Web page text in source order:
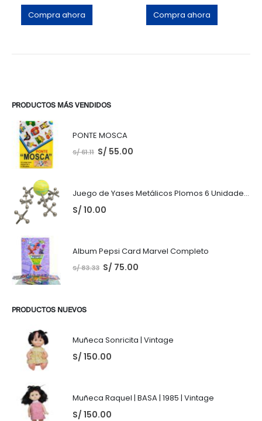
Compra ahora Compra ahora
PRODUCTOS MÁS VENDIDOS
PONTE MOSCA
S/61.11 S/ 55.00
Juego de Yases Metálicos Plomos 6 Unidades + Pelota de Goma (En Bolsita Lista para Regalar)
S/ 10.00
Album Pepsi Card Marvel Completo
S/83.33 S/ 75.00
PRODUCTOS NUEVOS
Muñeca Sonricita | Vintage
S/ 150.00
Muñeca Raquel | BASA | 1985 | Vintage
S/ 150.00